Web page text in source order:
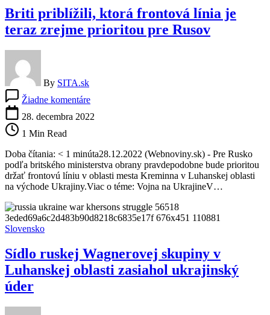
Briti priblížili, ktorá frontová línia je
teraz zrejme prioritou pre Rusov
By SITA.sk
Žiadne komentáreBriti
priblížili,
je
teraz
zrejme
prioritou
pre
Rusov
28. decembra 2022
1 Min Read
Doba čítania: < 1 minúta28.12.2022 (Webnoviny.sk) - Pre Rusko
podľa britského ministerstva obrany pravdepodobne bude prioritou
držať frontovú líniu v oblasti mesta Kreminna v Luhanskej oblasti
na východe Ukrajiny.Viac o téme: Vojna na UkrajineV…
Slovensko
Sídlo ruskej Wagnerovej skupiny v
Luhanskej oblasti zasiahol ukrajinský
úder